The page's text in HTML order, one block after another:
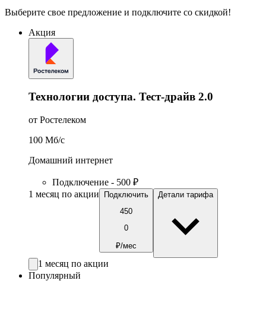
Выберите свое предложение и подключите со скидкой!
Акция
Технологии доступа. Тест-драйв 2.0
от Ростелеком
100 Мб/c
Домашний интернет
Подключение - 500 ₽
1 месяц по акции
Подключить
450
0
₽/мес
Детали тарифа
1 месяц по акции
Популярный